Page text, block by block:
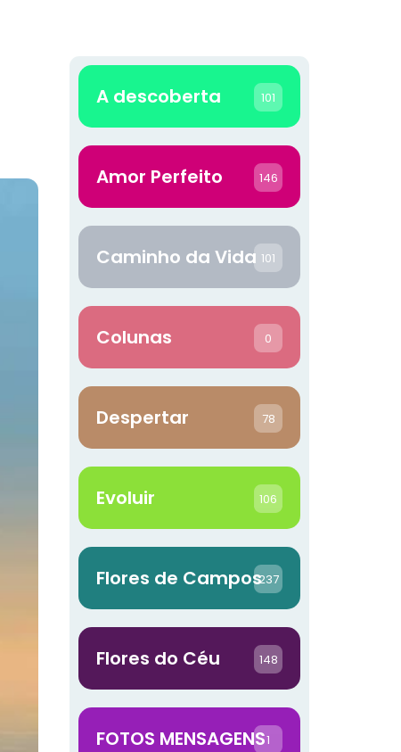
A descoberta 101
Amor Perfeito 146
Caminho da Vida 101
Colunas 0
Despertar 78
Evoluir 106
Flores de Campos237
Flores do Céu 148
FOTOS MENSAGENS1